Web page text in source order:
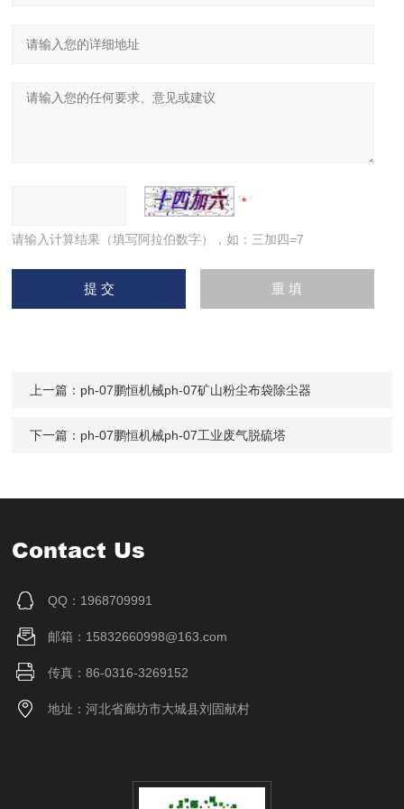
请输入计算结果（填写阿拉伯数字），如：三加四=7
上一篇： ph-07鹏恒机械ph-07矿山粉尘布袋除尘器
下一篇： ph-07鹏恒机械ph-07工业废气脱硫塔
Contact Us
QQ：1968709991
邮箱：15832660998@163.com
传真：86-0316-3269152
地址：河北省廊坊市大城县刘固献村